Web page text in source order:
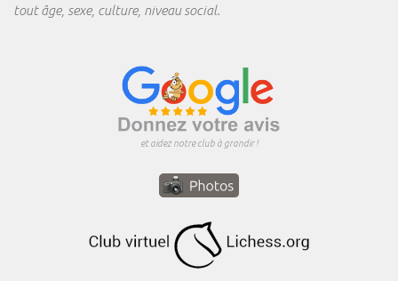
tout âge, sexe, culture, niveau social.
et aidez notre club à grandir !